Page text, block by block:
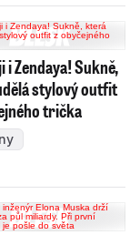
i Zendaya! Sukně,
stylový outfit
trička